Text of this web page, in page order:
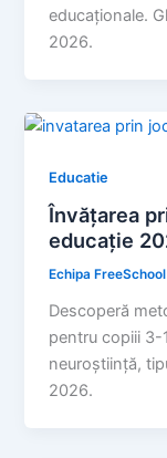
educaționale.
2026.
Educatie
Învățarea
educație
Echipa
Descoperă
pentru copiii 3-
neuroștiință,
2026.